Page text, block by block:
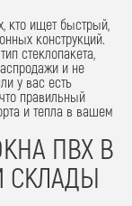
кто ищет быстрый,
конструкций.
стеклопакета,
и не
у вас есть
правильный
и тепла в вашем
ПВХ В
СКЛАДЫ